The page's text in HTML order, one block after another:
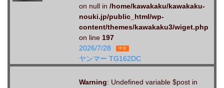
on null in /home/kawakaku/kawakaku-
nouki.jp/public_html/wp-
content/themes/kawakaku3/wiget.php
on line 197
2026/7/28
中古
ヤンマー TG162DC
Warning: Undefined variable $post in